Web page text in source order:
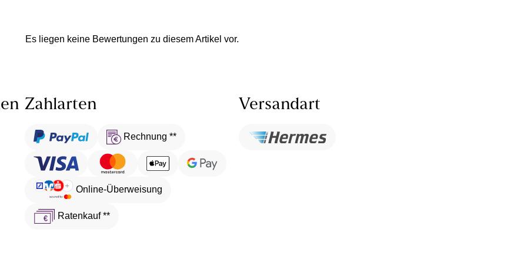
Es liegen keine Bewertungen zu diesem Artikel vor.
Zahlarten
Rechnung **
Online-Überweisung
Ratenkauf **
Versandart